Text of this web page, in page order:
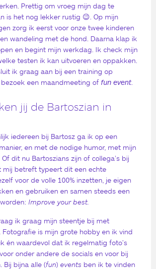
Prettig om vroeg mijn dag te
is het nog lekker rustig 😉. Op mijn
zorg ik eerst voor onze twee kinderen
wandeling met de hond. Daarna klap ik
en begint mijn werkdag. Ik check mijn
testen ik kan uitvoeren en oppakken.
ik graag aan bij een training op
een maandmeeting of fun event.
jij de Bartoszian in
iedereen bij Bartosz ga ik op een
en met de nodige humor, met mijn
Of dit nu Bartoszians zijn of collega’s bij
mij betreft typeert dit een echte
voor de volle 100% inzetten, je eigen
en gebruiken en samen steeds een
Improve your best.
ik graag mijn steentje bij met
is mijn grote hobby en ik vind
én waardevol dat ik regelmatig foto’s
onder andere de socials en voor bij
Bij bijna alle (fun) events ben ik te vinden